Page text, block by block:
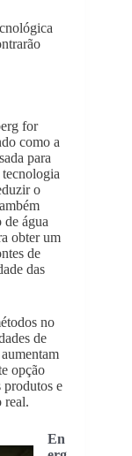
for
como a
para
o
de água
obter um
de
das
no
de
opção
produtos e
real.
En